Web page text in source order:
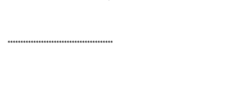
*****************************************